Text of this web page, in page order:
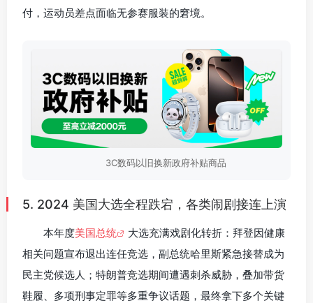
付，运动员差点面临无参赛服装的窘境。
3C数码以旧换新政府补贴商品
5. 2024 美国大选全程跌宕，各类闹剧接连上演
本年度美国总统
大选充满戏剧化转折：拜登因健康
相关问题宣布退出连任竞选，副总统哈里斯紧急接替成为
民主党候选人；特朗普竞选期间遭遇刺杀威胁，叠加带货
鞋履、多项刑事定罪等多重争议话题，最终拿下多个关键